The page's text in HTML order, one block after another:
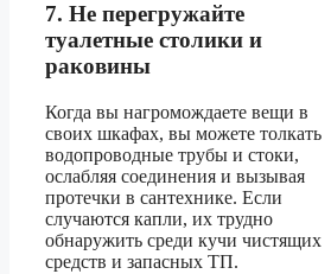
7. Не перегружайте
туалетные столики и
раковины
Когда вы нагромождаете вещи в
своих шкафах, вы можете толкать
водопроводные трубы и стоки,
ослабляя соединения и вызывая
протечки в сантехнике. Если
случаются капли, их трудно
обнаружить среди кучи чистящих
средств и запасных ТП.